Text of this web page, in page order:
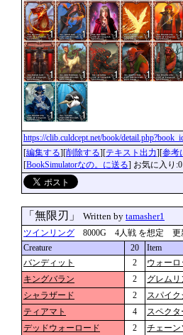
https://clib.culdcept.net/book/
[編集する][削除する][テキスト出力][参考
[BookSimulatorなの。に送る] お気に入り:0
「無限刃」 Written by tamasher1
ツインリング 8000G 4人戦 を想定 更新
Creature
20
Item
バンディット
2
ウォー
キングバラン
2
グレム
シャラザード
2
スパイ
ティアマト
4
スペク
デッドウォーロード
2
チェーン